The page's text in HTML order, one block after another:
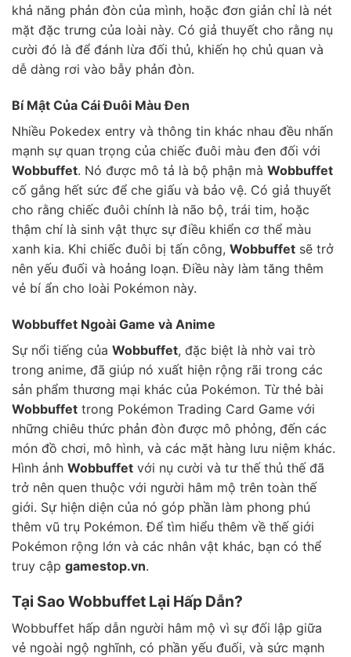
khả năng phản đòn của mình, hoặc đơn giản chỉ là nét
mặt đặc trưng của loài này. Có giả thuyết cho rằng nụ
cười đó là để đánh lừa đối thủ, khiến họ chủ quan và
dễ dàng rơi vào bẫy phản đòn.
Bí Mật Của Cái Đuôi Màu Đen
Nhiều Pokedex entry và thông tin khác nhau đều nhấn
mạnh sự quan trọng của chiếc đuôi màu đen đối với
Wobbuffet. Nó được mô tả là bộ phận mà Wobbuffet
cố gắng hết sức để che giấu và bảo vệ. Có giả thuyết
cho rằng chiếc đuôi chính là não bộ, trái tim, hoặc
thậm chí là sinh vật thực sự điều khiển cơ thể màu
xanh kia. Khi chiếc đuôi bị tấn công, Wobbuffet sẽ trở
nên yếu đuối và hoảng loạn. Điều này làm tăng thêm
vẻ bí ẩn cho loài Pokémon này.
Wobbuffet Ngoài Game và Anime
Sự nổi tiếng của Wobbuffet, đặc biệt là nhờ vai trò
trong anime, đã giúp nó xuất hiện rộng rãi trong các
sản phẩm thương mại khác của Pokémon. Từ thẻ bài
Wobbuffet trong Pokémon Trading Card Game với
những chiêu thức phản đòn được mô phỏng, đến các
món đồ chơi, mô hình, và các mặt hàng lưu niệm khác.
Hình ảnh Wobbuffet với nụ cười và tư thế thủ thế đã
trở nên quen thuộc với người hâm mộ trên toàn thế
giới. Sự hiện diện của nó góp phần làm phong phú
thêm vũ trụ Pokémon. Để tìm hiểu thêm về thế giới
Pokémon rộng lớn và các nhân vật khác, bạn có thể
truy cập gamestop.vn.
Tại Sao Wobbuffet Lại Hấp Dẫn?
Wobbuffet hấp dẫn người hâm mộ vì sự đối lập giữa
vẻ ngoài ngộ nghĩnh, có phần yếu đuối, và sức mạnh